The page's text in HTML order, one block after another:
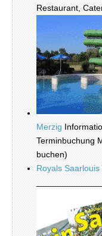
Restaurant,
Merzig
Terminbuchung
buchen)
Royals Saarlouis